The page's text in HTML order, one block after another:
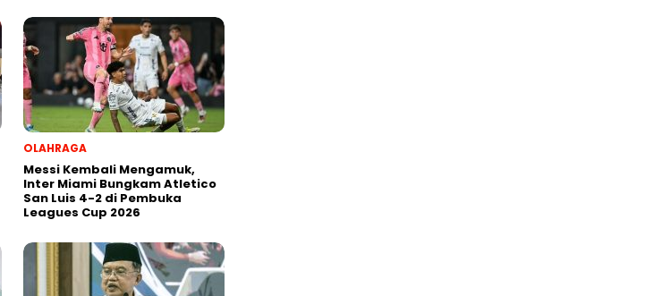
OLAHRAGA
Messi Kembali Mengamuk,
Inter Miami Bungkam Atletico
San Luis 4-2 di Pembuka
Leagues Cup 2026